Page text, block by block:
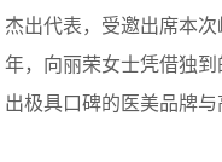
杰出代表，受邀出席本
年，向丽荣女士凭借独
出极具口碑的医美品牌